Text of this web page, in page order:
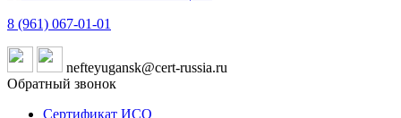
8 (961) 067-01-01
nefteyugansk@cert-russia.ru
Обратный звонок
Сертификат ИСО